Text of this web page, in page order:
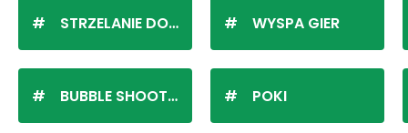
STRZELANIE DO KULEK
BUBBLE SHOOTER
WYSPA GIER
POKI